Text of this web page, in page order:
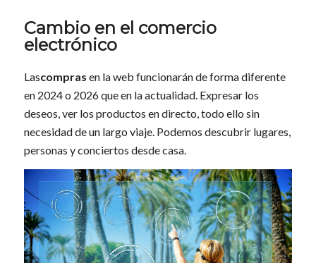
Cambio en el comercio
electrónico
Lascompras en la web funcionarán de forma diferente
en 2024 o 2026 que en la actualidad. Expresar los
deseos, ver los productos en directo, todo ello sin
necesidad de un largo viaje. Podemos descubrir lugares,
personas y conciertos desde casa.